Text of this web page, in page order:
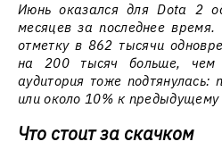
Июнь оказался для Dota 2
месяцев за последнее
отметку в 862 тысячи
на 200 тысяч больше,
аудитория тоже подтянулась:
или около 10% к предыдущему
Что стоит за скачком